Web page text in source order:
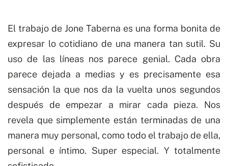
El trabajo de Jone Taberna es una forma bonita de
expresar lo cotidiano de una manera tan sutil. Su
uso de las líneas nos parece genial. Cada obra
parece dejada a medias y es precisamente esa
sensación la que nos da la vuelta unos segundos
después de empezar a mirar cada pieza. Nos
revela que simplemente están terminadas de una
manera muy personal, como todo el trabajo de ella,
personal e íntimo. Super especial. Y totalmente